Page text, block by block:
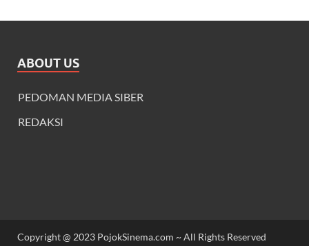
ABOUT US
PEDOMAN MEDIA SIBER
REDAKSI
Copyright @ 2023 PojokSinema.com ~ All Rights Reserved